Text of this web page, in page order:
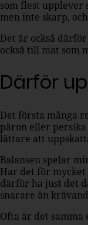
som flest upplever
men inte skarp,
Det är också
också till mat som
Därför
Det första många
päron eller
lättare att
Balansen spelar
Har det för
därför ha just det
snarare än
Ofta är det samma